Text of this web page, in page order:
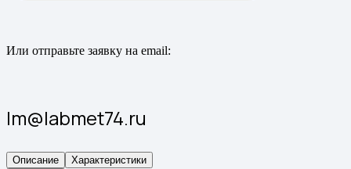
Или отправьте заявку на email:
lm@labmet74.ru
Описание
Характеристики